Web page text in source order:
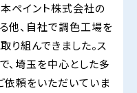
ペイント株式会社の
他、自社で調色工場を
り組んできました。ス
、埼玉を中心とした多
依頼をいただいていま